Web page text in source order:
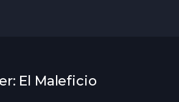
El Maleficio